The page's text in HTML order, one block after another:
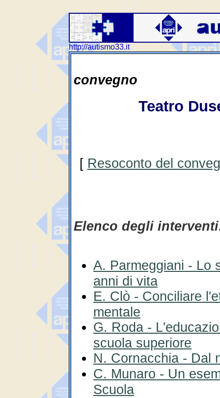
http://autismo33.it
convegno
Teatro
[ Resoconto del
Elenco degli
A. Parmeggiani - Lo
anni di vita
E. Clò - Conciliare
mentale
G. Roda -
scuola superiore
N. Cornacchia - Dal
C. Munaro - Un
Scuola